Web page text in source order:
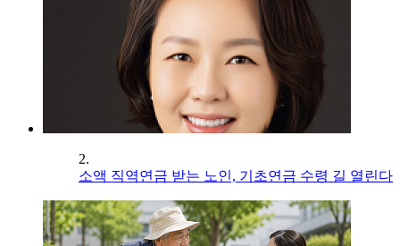
2.
소액 직역연금 받는 노인, 기초연금 수령 길 열린다